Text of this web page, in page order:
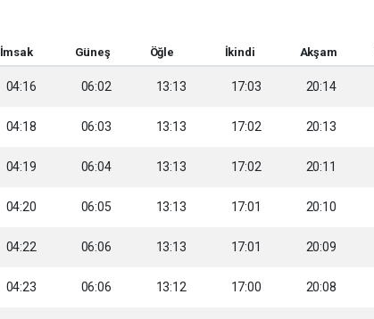
İmsak Güneş Öğle İkindi Akşam
04:16 06:02 13:13 17:03 20:14
04:18 06:03 13:13 17:02 20:13
04:19 06:04 13:13 17:02 20:11
04:20 06:05 13:13 17:01 20:10
04:22 06:06 13:13 17:01 20:09
04:23 06:06 13:12 17:00 20:08